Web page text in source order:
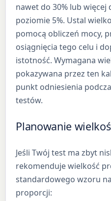
nawet do 30% lub
poziomie 5%. Ustal
pomocą obliczeń mocy,
osiągnięcia tego celu i
istotność. Wymagana
pokazywana przez ten
punkt odniesienia
testów.
Planowanie
Jeśli Twój test ma zbyt
rekomenduje wielkość
standardowego wzoru
proporcji: